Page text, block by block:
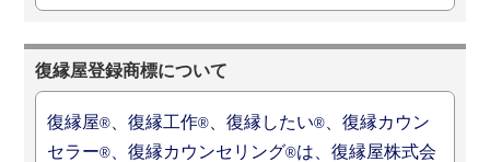
復縁屋登録商標について
復縁屋®、復縁工作®、復縁したい®、復縁カウン
セラー®、復縁カウンセリング®は、復縁屋株式会